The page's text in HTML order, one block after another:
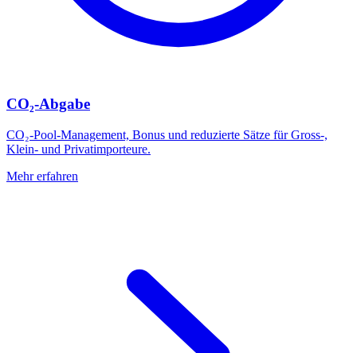
CO₂-Abgabe
CO₂-Pool-Management, Bonus und reduzierte Sätze für Gross-,
Klein- und Privatimporteure.
Mehr erfahren